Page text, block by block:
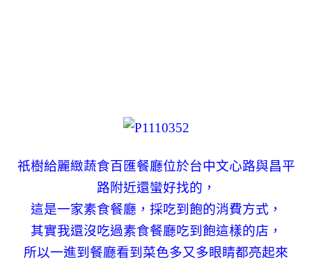
祇樹給麗緻蔬食百匯餐廳位於台中文心路與昌平
路附近還蠻好找的，
這是一家素食餐廳，採吃到飽的消費方式，
其實我還沒吃過素食餐廳吃到飽這樣的店，
所以一進到餐廳看到菜色多又多眼睛都亮起來